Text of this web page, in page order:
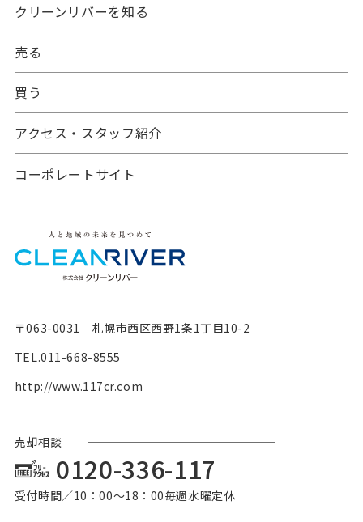
クリーンリバーを知る
売る
買う
アクセス・スタッフ紹介
コーポレートサイト
〒063-0031 札幌市西区西野1条1丁目10-2
TEL.011-668-8555
http://www.117cr.com
売却相談
0120-336-117
受付時間／10：00〜18：00毎週水曜定休